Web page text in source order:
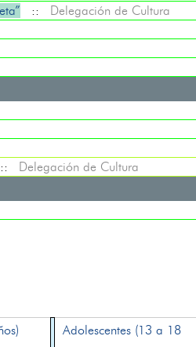
:: Delegación de Cultura
Delegación de Cultura
Adolescentes (13 a 18